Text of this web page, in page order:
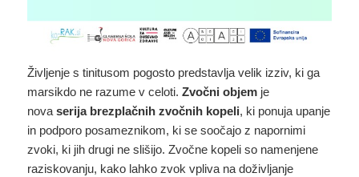
Življenje s tinitusom pogosto predstavlja velik izziv, ki ga
marsikdo ne razume v celoti.Zvočni objem je
novaserija brezplačnih zvočnih kopeli, ki ponuja upanje
in podporo posameznikom, ki se soočajo z napornimi
zvoki, ki jih drugi ne slišijo. Zvočne kopeli so namenjene
raziskovanju, kako lahko zvok vpliva na doživljanje